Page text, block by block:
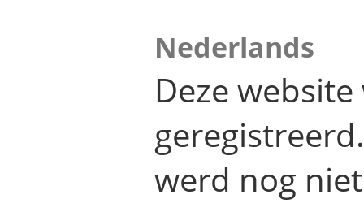
Nederlands
Deze
werd nog